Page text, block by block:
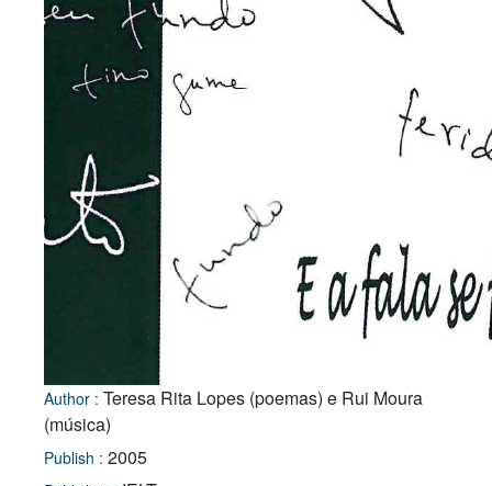
Author : Teresa Rita Lopes (poemas) e Rui Moura
(música)
Publish : 2005